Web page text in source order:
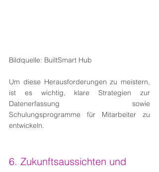
Bildquelle: BuiltSmart Hub
Um diese Herausforderungen zu meistern,
ist es wichtig, klare Strategien zur
Datenerfassung sowie
Schulungsprogramme für Mitarbeiter zu
entwickeln.
6. Zukunftsaussichten und